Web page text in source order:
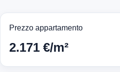
Prezzo appartamento
2.171 €/m²